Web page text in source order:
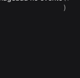
)